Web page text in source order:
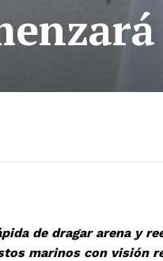
de dragar arena y
marinos con visión